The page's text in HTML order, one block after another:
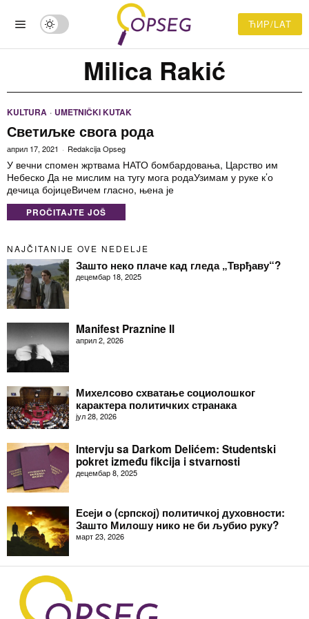
ЋИР/LAT
Milica Rakić
KULTURA · UMETNIČKI KUTAK
Светиљке свога рода
април 17, 2021 Redakcija Opseg
У вечни спомен жртвама НАТО бомбардовања, Царство им
Небеско Да не мислим на тугу мога родаУзимам у руке к’о
дечица бојицеВичем гласно, њена је
PROČITAJTE JOŠ
NAJČITANIJE OVE NEDELJE
Зашто неко плаче кад гледа „Тврђаву“?
децембар 18, 2025
Manifest Praznine II
април 2, 2026
Михелсово схватање социолошког
карактера политичких странака
јул 28, 2026
Intervju sa Darkom Delićem: Studentski
pokret između fikcija i stvarnosti
децембар 8, 2025
Есеји о (српској) политичкој духовности:
Зашто Милошу нико не би љубио руку?
март 23, 2026